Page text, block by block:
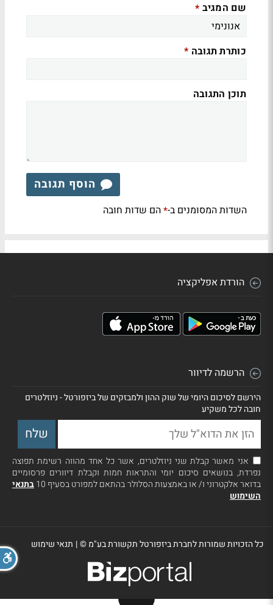
שם המגיב *
כותרת תגובה *
תוכן התגובה
הוסף תגובה
השדות המסומנים ב-*הם שדות חובה
הורדת אפליקציה
הרשמה לדיוור
הירשם לסיכום היומי של שוק ההון ולמבזקים של ביזפורטל - ניוזלטרים
חובה לכל משקיע
אני מאשר קבלת שני ניוזלטרים, אשר כל אחד מהווה רשימת תפוצה
נפרדת, בנושאים סיכום יומי והתראות חמות וקבלת דיוורים פרסומיים
בדואר אלקטרוני ו/ או באמצעות הסלולר בהתאם למפורט בסעיף 10
בתנאי
השימוש
כל הזכויות שמורות לחברת ביזפורטל תקשורת בע"מ ©| תנאי שימוש